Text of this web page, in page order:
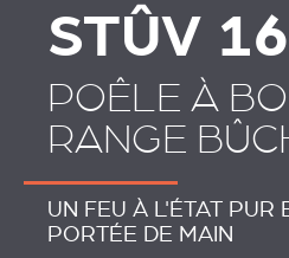
STÛV
POÊLE À
RANGE
UN FEU À L'ÉTAT PUR
PORTÉE DE MAIN